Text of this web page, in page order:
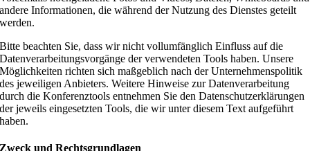
andere Informationen, die während der Nutzung des Dienstes geteilt
werden.
Bitte beachten Sie, dass wir nicht vollumfänglich Einfluss auf die
Datenverarbeitungsvorgänge der verwendeten Tools haben. Unsere
Möglichkeiten richten sich maßgeblich nach der Unternehmenspolitik
des jeweiligen Anbieters. Weitere Hinweise zur Datenverarbeitung
durch die Konferenztools entnehmen Sie den Datenschutzerklärungen
der jeweils eingesetzten Tools, die wir unter diesem Text aufgeführt
haben.
Zweck und Rechtsgrundlagen